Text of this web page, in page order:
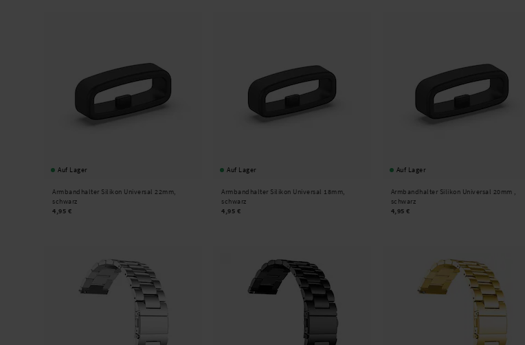
Auf Lager
Armbandhalter Silikon Universal 22mm,
schwarz
4,95 €
Auf Lager
Armbandhalter Silikon Universal 18mm,
schwarz
4,95 €
Auf Lager
Armbandhalter Silikon Universal 20mm ,
schwarz
4,95 €